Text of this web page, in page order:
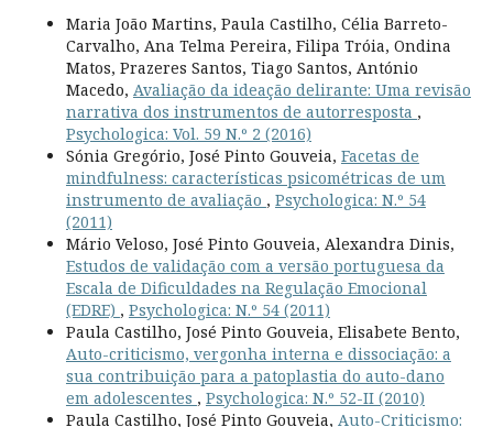
Maria João Martins, Paula Castilho, Célia Barreto-
Carvalho, Ana Telma Pereira, Filipa Tróia, Ondina
Matos, Prazeres Santos, Tiago Santos, António
Macedo, Avaliação da ideação delirante: Uma revisão
narrativa dos instrumentos de autorresposta ,
Psychologica: Vol. 59 N.º 2 (2016)
Sónia Gregório, José Pinto Gouveia, Facetas de
mindfulness: características psicométricas de um
instrumento de avaliação , Psychologica: N.º 54
(2011)
Mário Veloso, José Pinto Gouveia, Alexandra Dinis,
Estudos de validação com a versão portuguesa da
Escala de Dificuldades na Regulação Emocional
(EDRE) , Psychologica: N.º 54 (2011)
Paula Castilho, José Pinto Gouveia, Elisabete Bento,
Auto-criticismo, vergonha interna e dissociação: a
sua contribuição para a patoplastia do auto-dano
em adolescentes , Psychologica: N.º 52-II (2010)
Paula Castilho, José Pinto Gouveia, Auto-Criticismo: